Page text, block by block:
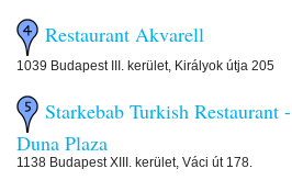
Restaurant Akvarell
1039 Budapest III. kerület, Királyok útja 205
Starkebab Turkish Restaurant -
Duna Plaza
1138 Budapest XIII. kerület, Váci út 178.